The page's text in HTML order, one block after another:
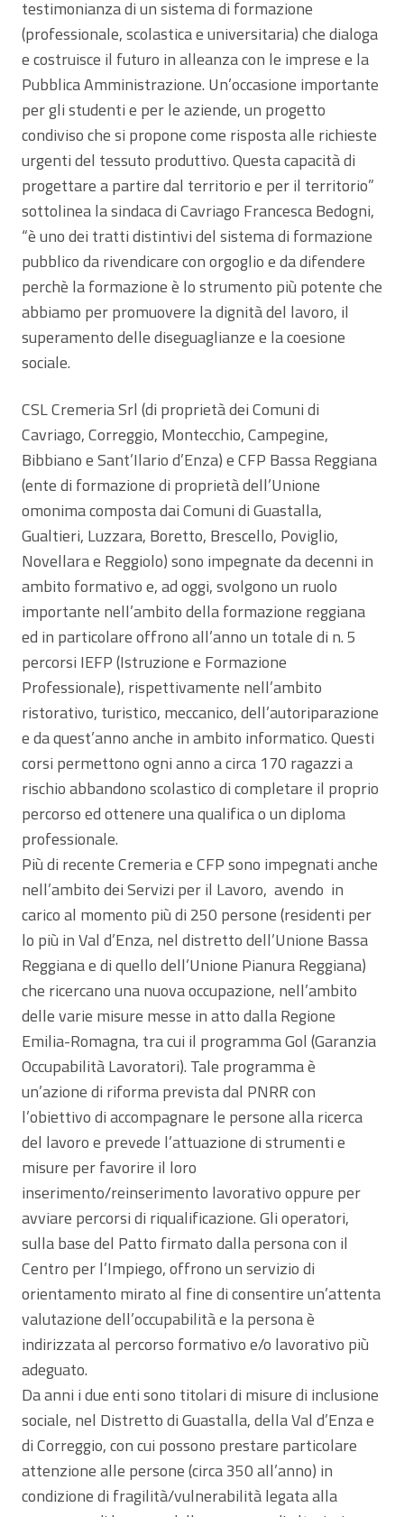
testimonianza di un sistema di formazione
(professionale, scolastica e universitaria) che dialoga
e costruisce il futuro in alleanza con le imprese e la
Pubblica Amministrazione. Un’occasione importante
per gli studenti e per le aziende, un progetto
condiviso che si propone come risposta alle richieste
urgenti del tessuto produttivo. Questa capacità di
progettare a partire dal territorio e per il territorio”
sottolinea la sindaca di Cavriago Francesca Bedogni,
“è uno dei tratti distintivi del sistema di formazione
pubblico da rivendicare con orgoglio e da difendere
perchè la formazione è lo strumento più potente che
abbiamo per promuovere la dignità del lavoro, il
superamento delle diseguaglianze e la coesione
sociale.
CSL Cremeria Srl (di proprietà dei Comuni di
Cavriago, Correggio, Montecchio, Campegine,
Bibbiano e Sant’Ilario d’Enza) e CFP Bassa Reggiana
(ente di formazione di proprietà dell’Unione
omonima composta dai Comuni di Guastalla,
Gualtieri, Luzzara, Boretto, Brescello, Poviglio,
Novellara e Reggiolo) sono impegnate da decenni in
ambito formativo e, ad oggi, svolgono un ruolo
importante nell’ambito della formazione reggiana
ed in particolare offrono all’anno un totale di n. 5
percorsi IEFP (Istruzione e Formazione
Professionale), rispettivamente nell’ambito
ristorativo, turistico, meccanico, dell’autoriparazione
e da quest’anno anche in ambito informatico. Questi
corsi permettono ogni anno a circa 170 ragazzi a
rischio abbandono scolastico di completare il proprio
percorso ed ottenere una qualifica o un diploma
professionale.
Più di recente Cremeria e CFP sono impegnati anche
nell’ambito dei Servizi per il Lavoro, avendo in
carico al momento più di 250 persone (residenti per
lo più in Val d’Enza, nel distretto dell’Unione Bassa
Reggiana e di quello dell’Unione Pianura Reggiana)
che ricercano una nuova occupazione, nell’ambito
delle varie misure messe in atto dalla Regione
Emilia-Romagna, tra cui il programma Gol (Garanzia
Occupabilità Lavoratori). Tale programma è
un’azione di riforma prevista dal PNRR con
l’obiettivo di accompagnare le persone alla ricerca
del lavoro e prevede l’attuazione di strumenti e
misure per favorire il loro
inserimento/reinserimento lavorativo oppure per
avviare percorsi di riqualificazione. Gli operatori,
sulla base del Patto firmato dalla persona con il
Centro per l’Impiego, offrono un servizio di
orientamento mirato al fine di consentire un’attenta
valutazione dell’occupabilità e la persona è
indirizzata al percorso formativo e/o lavorativo più
adeguato.
Da anni i due enti sono titolari di misure di inclusione
sociale, nel Distretto di Guastalla, della Val d’Enza e
di Correggio, con cui possono prestare particolare
attenzione alle persone (circa 350 all’anno) in
condizione di fragilità/vulnerabilità legata alla